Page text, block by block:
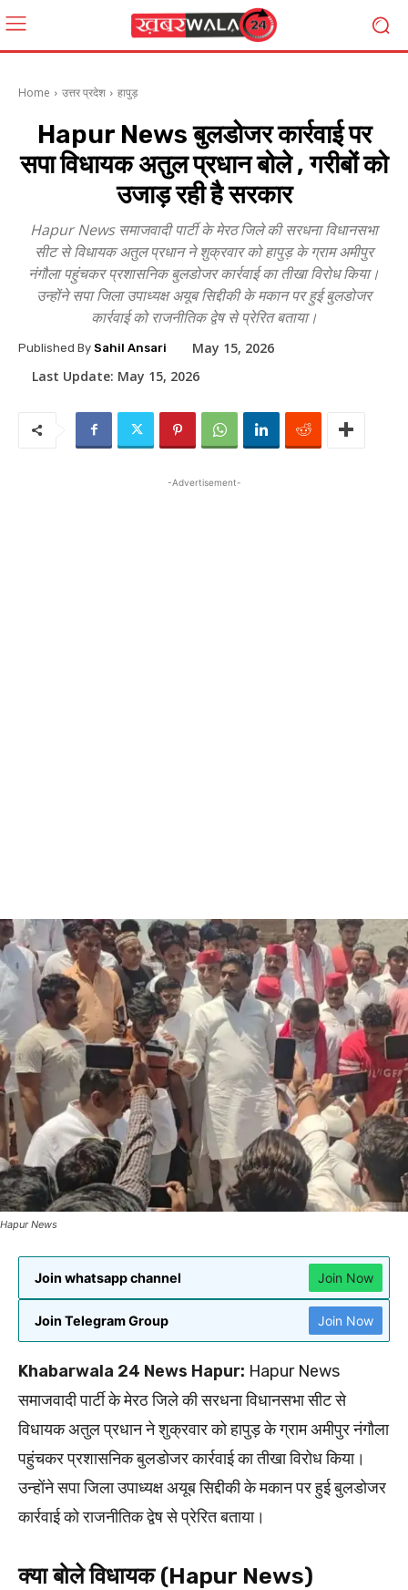
Home उत्तर प्रदेश हापुड़
Hapur News बुलडोजर कार्रवाई पर
सपा विधायक अतुल प्रधान बोले , गरीबों को
उजाड़ रही है सरकार
Hapur News समाजवादी पार्टी के मेरठ जिले की सरधना विधानसभा
सीट से विधायक अतुल प्रधान ने शुक्रवार को हापुड़ के ग्राम अमीपुर
नंगौला पहुंचकर प्रशासनिक बुलडोजर कार्रवाई का तीखा विरोध किया।
उन्होंने सपा जिला उपाध्यक्ष अयूब सिद्दीकी के मकान पर हुई बुलडोजर
कार्रवाई को राजनीतिक द्वेष से प्रेरित बताया।
Published By Sahil Ansari
May 15, 2026
Last Update: May 15, 2026
-Advertisement-
Hapur News
Join whatsapp channel Join Now
Join Telegram Group Join Now
Khabarwala 24 News Hapur: Hapur News
समाजवादी पार्टी के मेरठ जिले की सरधना विधानसभा सीट से
विधायक अतुल प्रधान ने शुक्रवार को हापुड़ के ग्राम अमीपुर नंगौला
पहुंचकर प्रशासनिक बुलडोजर कार्रवाई का तीखा विरोध किया।
उन्होंने सपा जिला उपाध्यक्ष अयूब सिद्दीकी के मकान पर हुई बुलडोजर
कार्रवाई को राजनीतिक द्वेष से प्रेरित बताया।
क्या बोले विधायक (Hapur News)